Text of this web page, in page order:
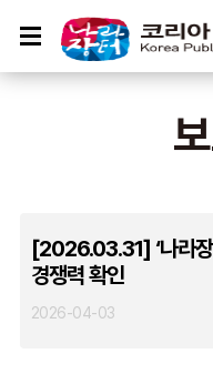
[2026.03.31] ‘나라
경쟁력 확인
2026-04-03